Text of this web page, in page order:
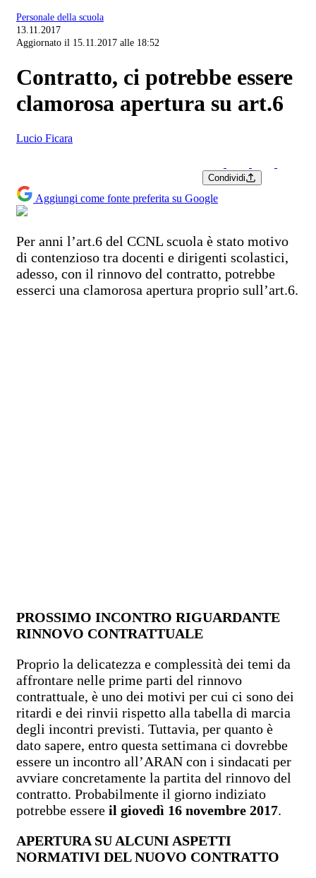
Personale della scuola
13.11.2017
Aggiornato il 15.11.2017 alle 18:52
Contratto, ci potrebbe essere
clamorosa apertura su art.6
Lucio Ficara
Condividi
Aggiungi come fonte preferita su Google
Per anni l’art.6 del CCNL scuola è stato motivo
di contenzioso tra docenti e dirigenti scolastici,
adesso, con il rinnovo del contratto, potrebbe
esserci una clamorosa apertura proprio sull’art.6.
PROSSIMO INCONTRO RIGUARDANTE
RINNOVO CONTRATTUALE
Proprio la delicatezza e complessità dei temi da
affrontare nelle prime parti del rinnovo
contrattuale, è uno dei motivi per cui ci sono dei
ritardi e dei rinvii rispetto alla tabella di marcia
degli incontri previsti. Tuttavia, per quanto è
dato sapere, entro questa settimana ci dovrebbe
essere un incontro all’ARAN con i sindacati per
avviare concretamente la partita del rinnovo del
contratto. Probabilmente il giorno indiziato
potrebbe essere il giovedì 16 novembre 2017.
APERTURA SU ALCUNI ASPETTI
NORMATIVI DEL NUOVO CONTRATTO